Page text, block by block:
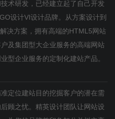
术研发，已经建立起了自己开发
设计VI设计品牌。从方案设计到
决方案，拥有高端的HTML5网站
及集团型大企业服务的高端网站
型企业服务的定制化建站产品。
定位建站目的挖掘客户的潜在需
顾之忧。精英设计团队让网站设